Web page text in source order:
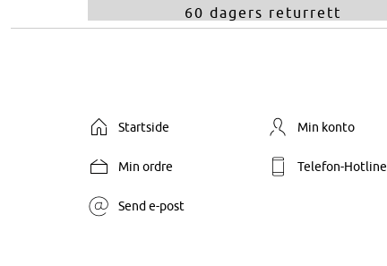
60 dagers returrett
Startside Min konto
Min ordre Telefon-Hotline
Send e-post